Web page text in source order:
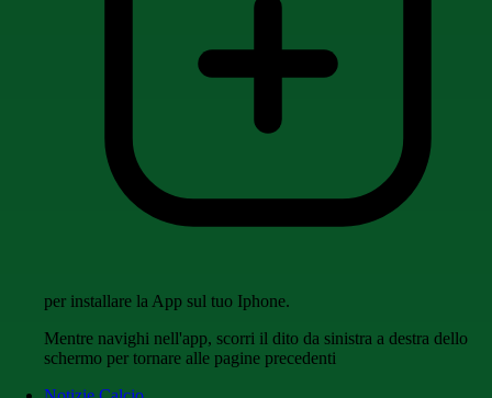
per installare la App sul tuo Iphone.
Mentre navighi nell'app, scorri il dito da sinistra a destra dello
schermo per tornare alle pagine precedenti